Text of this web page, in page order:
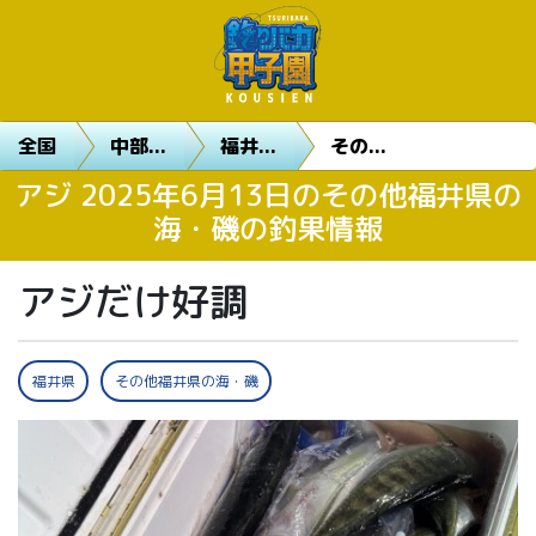
全国 中部... 福井... その...
アジ 2025年6月13日のその他福井県の
海・磯の釣果情報
アジだけ好調
福井県 その他福井県の海・磯